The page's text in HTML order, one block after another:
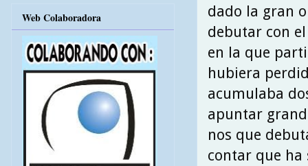
dado la gran
debutar con
en la que
hubiera
acumulaba
apuntar
nos que
contar que
Web Colaboradora